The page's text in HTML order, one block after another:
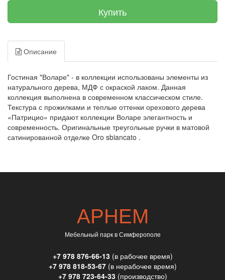
Купить
Описание
Гостиная "Воларе" - в коллекции использованы элементы из
натурального дерева, МДФ с окраской лаком. Данная
коллекция выполнена в современном классическом стиле.
Текстура с прожилками и теплые оттенки орехового дерева
«Патрицио» придают коллекции Воларе элегантность и
современность. Оригинальные треугольные ручки в матовой
сатинированной отделке Oro sbiancato .
АРНЕМ
Мебельный парк в Симферополе
+7 978 876-66-13(в рабочее время)
+7 978 818-53-67(в нерабочее время)
+7 978 723-64-33(производство)